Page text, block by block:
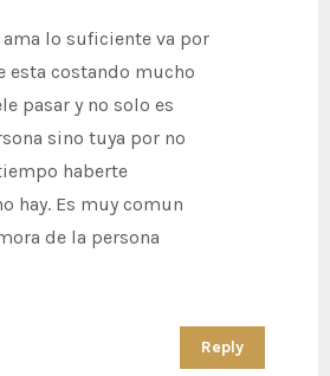
lo suficiente va por
esta costando mucho
pasar y no solo es
sino tuya por no
haberte
hay. Es muy comun
de la persona
Reply